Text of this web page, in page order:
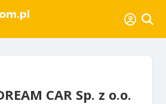
CAR Sp. z o.o.